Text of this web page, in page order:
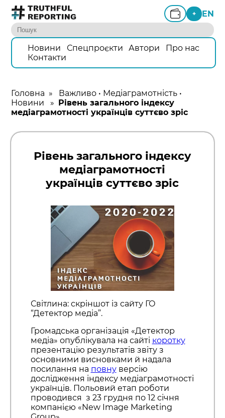
+ EN
Новини Спецпроєкти Автори
Про нас
Контакти
Головна » Важливо • Медіаграмотність •
Новини » Рівень загального індексу
медіаграмотності українців суттєво зріс
Рівень загального індексу
медіаграмотності
українців суттєво зріс
Світлина: скріншот із сайту ГО
“Детектор медіа”.
Громадська організація «Детектор
медіа» опублікувала на сайті коротку
презентацію результатів звіту з
основними висновками й надала
посилання на повнуверсію
дослідження індексу медіаграмотності
українців. Польовий етап роботи
проводився з 23 грудня по 12 січня
компанією «New Image Marketing